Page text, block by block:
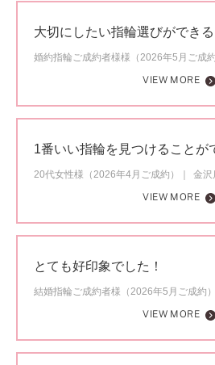
大切にしたい指輪選びができる
婚約指輪ご成約者様様（2026年5月ご成約
VIEW MORE
1番いい指輪を見つけることが
20代女性様（2026年4月ご成約）
金沢
VIEW MORE
とても好印象でした！
結婚指輪ご成約者様（2026年5月ご成約）
VIEW MORE